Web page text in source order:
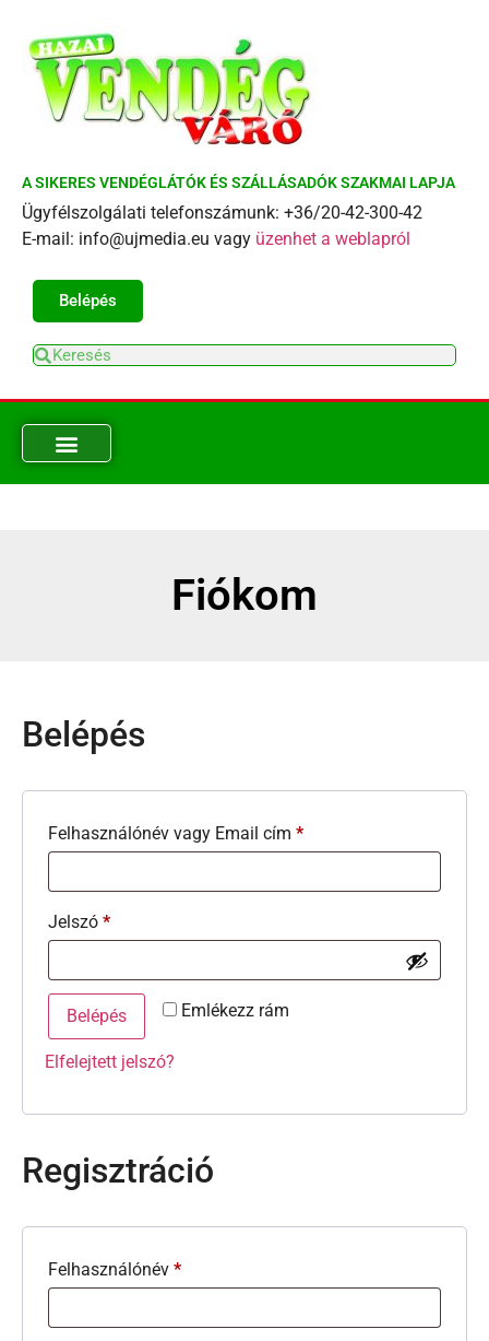
A SIKERES VENDÉGLÁTÓK ÉS SZÁLLÁSADÓK SZAKMAI LAPJA
Ügyfélszolgálati telefonszámunk: +36/20-42-300-42
E-mail: info@ujmedia.eu vagy üzenhet a weblapról
Belépés
Fiókom
Belépés
Felhasználónév vagy Email cím *
Jelszó *
Emlékezz rám
Belépés
Elfelejtett jelszó?
Regisztráció
Felhasználónév *